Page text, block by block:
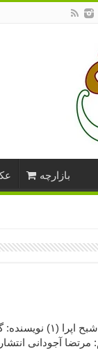
بازارچه
نام کتاب: شبح اپرا
مرتضا آجودانی